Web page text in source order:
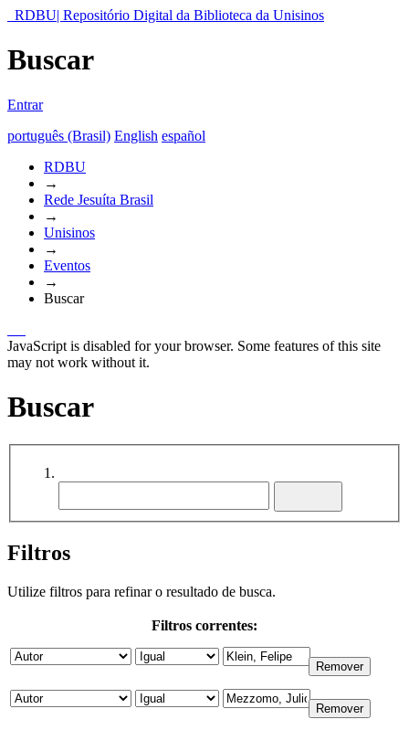
RDBU| Repositório Digital da Biblioteca da Unisinos
Buscar
Entrar
português (Brasil) English español
RDBU
→
Rede Jesuíta Brasil
→
Unisinos
→
Eventos
→
Buscar
JavaScript is disabled for your browser. Some features of this site
may not work without it.
Buscar
Filtros
Utilize filtros para refinar o resultado de busca.
Filtros correntes: